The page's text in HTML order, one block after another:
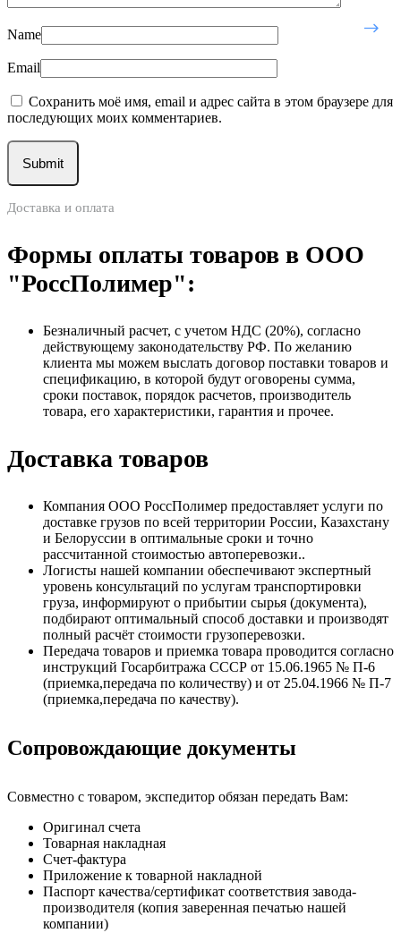
Name
Email
Сохранить моё имя, email и адрес сайта в этом браузере для
последующих моих комментариев.
Доставка и оплата
Формы оплаты товаров в ООО
"РоссПолимер":
Безналичный расчет, с учетом НДС (20%), согласно
действующему законодательству РФ. По желанию
клиента мы можем выслать договор поставки товаров и
спецификацию, в которой будут оговорены сумма,
сроки поставок, порядок расчетов, производитель
товара, его характеристики, гарантия и прочее.
Доставка товаров
Компания ООО РоссПолимер предоставляет услуги по
доставке грузов по всей территории России, Казахстану
и Белоруссии в оптимальные сроки и точно
рассчитанной стоимостью автоперевозки..
Логисты нашей компании обеспечивают экспертный
уровень консультаций по услугам транспортировки
груза, информируют о прибытии сырья (документа),
подбирают оптимальный способ доставки и производят
полный расчёт стоимости грузоперевозки.
Передача товаров и приемка товара проводится согласно
инструкций Госарбитража СССР от 15.06.1965 № П-6
(приемка,передача по количеству) и от 25.04.1966 № П-7
(приемка,передача по качеству).
Сопровождающие документы
Совместно с товаром, экспедитор обязан передать Вам:
Оригинал счета
Товарная накладная
Счет-фактура
Приложение к товарной накладной
Паспорт качества/сертификат соответствия завода-
производителя (копия заверенная печатью нашей
компании)